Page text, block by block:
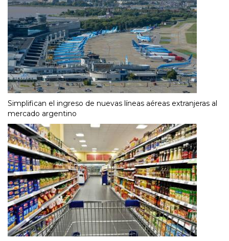
Simplifican el ingreso de nuevas líneas aéreas extranjeras al
mercado argentino